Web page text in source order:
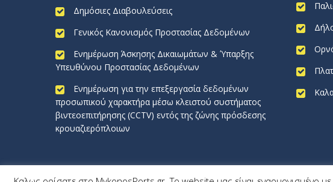
Δημόσιες Διαβουλεύσεις
Γενικός Κανονισμός Προστασίας Δεδομένων
Ενημέρωση Άσκησης Δικαιωμάτων & Ύπαρξης
Υπευθύνου Προστασίας Δεδομένων
Ενημέρωση για την επεξεργασία δεδομένων
προσωπικού χαρακτήρα μέσω κλειστού συστήματος
βιντεοεπιτήρησης (CCTV) εντός της ζώνης πρόσδεσης
κρουαζιερόπλοιων